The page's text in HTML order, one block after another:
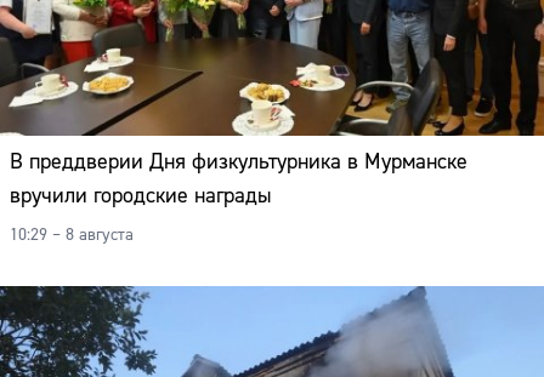
В преддверии Дня физкультурника в Мурманске
вручили городские награды
10:29 – 8 августа